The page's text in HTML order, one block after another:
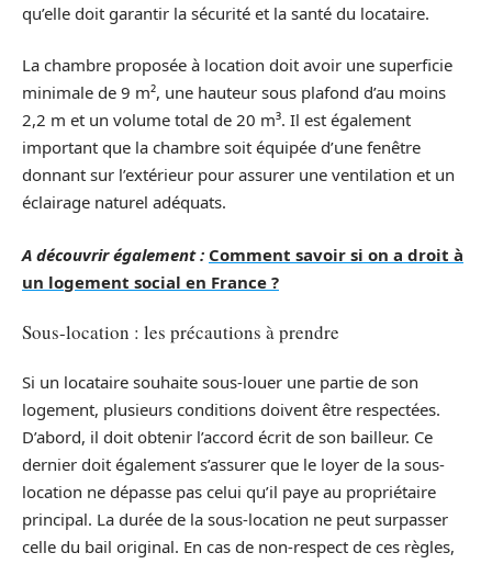
qu’elle doit garantir la sécurité et la santé du locataire.
La chambre proposée à location doit avoir une superficie
minimale de 9 m², une hauteur sous plafond d’au moins
2,2 m et un volume total de 20 m³. Il est également
important que la chambre soit équipée d’une fenêtre
donnant sur l’extérieur pour assurer une ventilation et un
éclairage naturel adéquats.
A découvrir également : Comment savoir si on a droit à
un logement social en France ?
Sous-location : les précautions à prendre
Si un locataire souhaite sous-louer une partie de son
logement, plusieurs conditions doivent être respectées.
D’abord, il doit obtenir l’accord écrit de son bailleur. Ce
dernier doit également s’assurer que le loyer de la sous-
location ne dépasse pas celui qu’il paye au propriétaire
principal. La durée de la sous-location ne peut surpasser
celle du bail original. En cas de non-respect de ces règles,